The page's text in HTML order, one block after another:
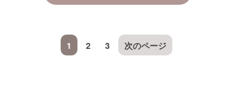
1 2 3 次のページ